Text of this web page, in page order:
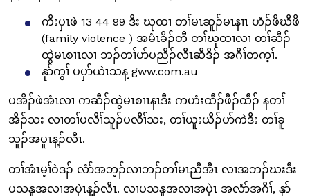
ကိးပှၤဖဲ 13 44 99 ဒီး ဃုထၢ တၢ်မၤဆူၣ်မၤနၢၤ ဟံၣ်ဖိဃီဖိ
(family violence ) အမံၤခိၣ်တီ တၢ်ဃုထၢလၢ တၢ်ဆီၣ်
ထွဲမၤစၢၤလၢ ဘၣ်တၢ်ပာ်ပညိၣ်လီၤဆီဒိၣ် အဂီၢ်တက့ၢ်.
နုာ်ကွၢ် ပပှာ်ယဲၤသန့ gww.com.au
ပအိၣ်ဖဲအံၤလၢ ကဆီၣ်ထွဲမၤစၢၤနၤဒီး ကဟံးထီၣ်ဖီၣ်ထီၣ် နတၢ်
အိၣ်သး လၢတၢ်ပလီၢ်သူၣ်ပလီၢ်သး, တၢ်ယူးယီၣ်ပာ်ကဲဒီး တၢ်ခူ
သူၣ်အပူၤန့ၣ်လီၤ.
တၢ်အံၤမ့ၢ်ဝဲဒၣ် လံာ်အဘ့ၣ်လၢဘၣ်တၢ်မၤညီအီၤ လၢအဘၣ်ဃးဒီး
ပသနူအလၢအပှဲၤန့ၣ်လီၤ. လၢပသနူအလၢအပှဲၤ အလံာ်အဂီၢ်, နုာ်